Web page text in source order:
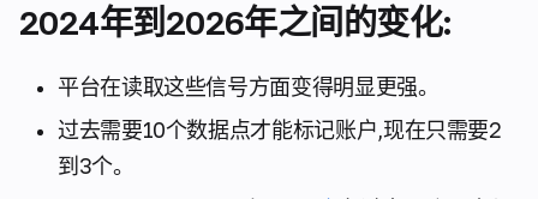
2024年到2026年之间的变化:
平台在读取这些信号方面变得明显更强。
过去需要10个数据点才能标记账户,现在只需要2
到3个。